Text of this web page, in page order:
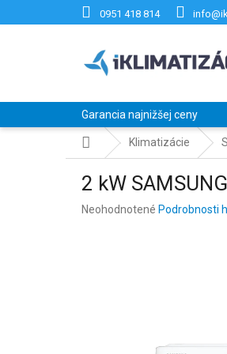
0951 418 814
Garancia najnižšej ceny
DomovKlimatizácie
2 kW
Priemerné
Neohodnotené Podrobnosti